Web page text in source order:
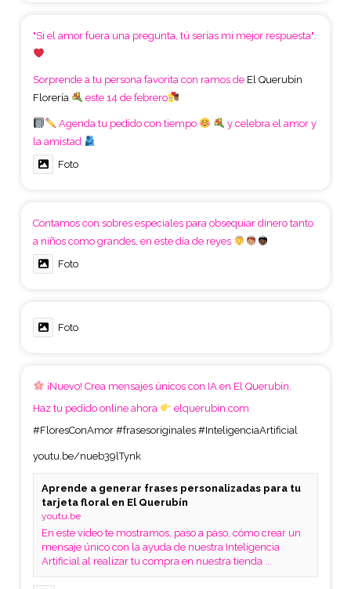
"Si el amor fuera una pregunta, tú serías mi mejor respuesta".
Sorprende a tu persona favorita con ramos de El Querubín
Florería
este 14 de febrero
Agenda tu pedido con tiempo
y celebra el amor y
la amistad
Foto
Contamos con sobres especiales para obsequiar dinero tanto
a niños como grandes, en este día de reyes
Foto
Foto
¡Nuevo! Crea mensajes únicos con IA en El Querubín.
Haz tu pedido online ahora
elquerubin.com
#FloresConAmor #frasesoriginales #InteligenciaArtificial
youtu.be/nueb39lTynk
Aprende a generar frases personalizadas para tu
tarjeta floral en El Querubín
youtu.be
En este video te mostramos, paso a paso, cómo crear un
mensaje único con la ayuda de nuestra Inteligencia
Artificial al realizar tu compra en nuestra tienda ...